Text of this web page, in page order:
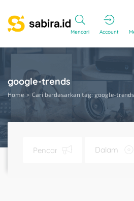
Mencari Account
google-trends
Home Cari berdasarkan tag: google-trends